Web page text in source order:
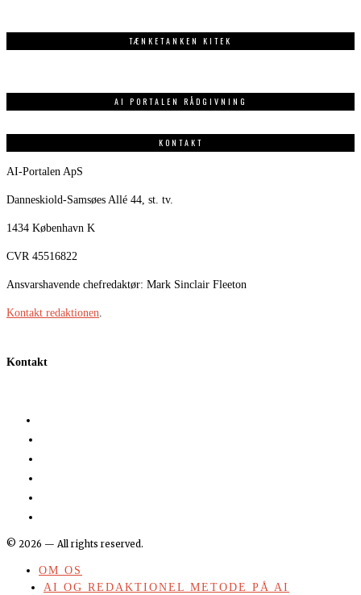
TÆNKETANKEN KITEK
AI PORTALEN RÅDGIVNING
KONTAKT
AI-Portalen ApS
Danneskiold-Samsøes Allé 44, st. tv.
1434 København K
CVR 45516822
Ansvarshavende chefredaktør: Mark Sinclair Fleeton
Kontakt redaktionen.
Kontakt
© 2026 — All rights reserved.
OM OS
AI OG REDAKTIONEL METODE PÅ AI